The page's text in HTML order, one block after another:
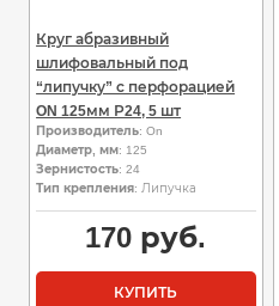
Круг абразивный
шлифовальный под
“липучку” с перфорацией
ON 125мм Р24, 5 шт
Производитель: On
Диаметр, мм: 125
Зернистость: 24
Тип крепления: Липучка
170 руб.
КУПИТЬ